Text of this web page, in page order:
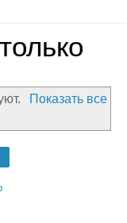
Показать все